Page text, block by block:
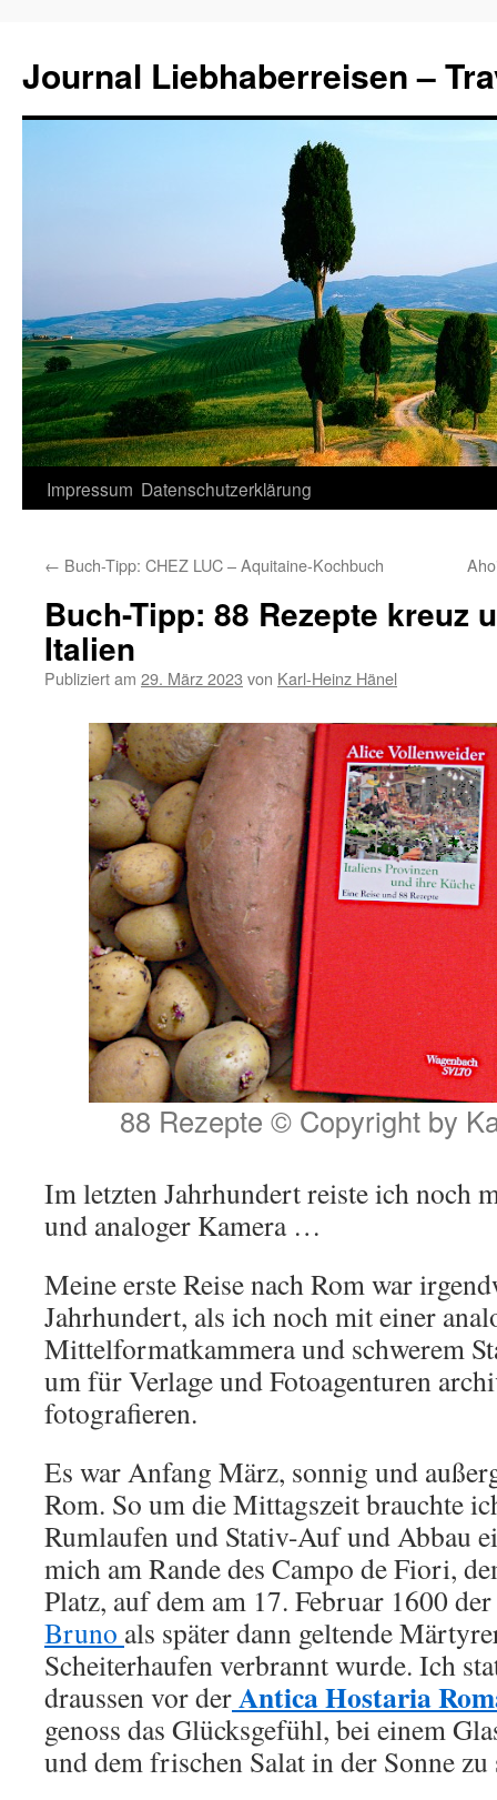
Journal Liebhaberreisen –
Zum
springen
Impressum Datenschutzerklärung
← Buch-Tipp: CHEZ LUC – Aquitaine-Kochbuch
Buch-Tipp: 88 Rezepte kreuz
Italien
Publiziert am 29. März 2023 von Karl-Heinz Hänel
88 Rezepte © Copyright by
Im letzten Jahrhundert reiste ich noch
und analoger Kamera …
Meine erste Reise nach Rom war
Jahrhundert, als ich noch mit einer
Mittelformatkammera und schwerem
um für Verlage und Fotoagenturen
fotografieren.
Es war Anfang März, sonnig und
Rom. So um die Mittagszeit brauchte
Rumlaufen und Stativ-Auf und Abbau
mich am Rande des Campo de Fiori,
Platz, auf dem am 17. Februar 1600
Bruno als später dann geltende
Scheiterhaufen verbrannt wurde. Ich
draussen vor derAntica Hostaria
genoss das Glücksgefühl, bei einem
und dem frischen Salat in der Sonne zu